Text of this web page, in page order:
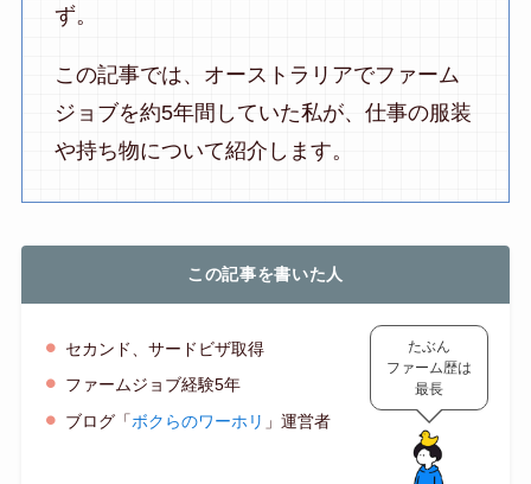
ず。
この記事では、オーストラリアでファーム
ジョブを約5年間していた私が、仕事の服装
や持ち物について紹介します。
この記事を書いた人
セカンド、サードビザ取得
ファームジョブ経験5年
ブログ「ボクらのワーホリ 」運営者
たぶん
ファーム歴は
最長